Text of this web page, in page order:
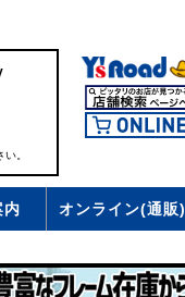
。
内 オンライン(通販)